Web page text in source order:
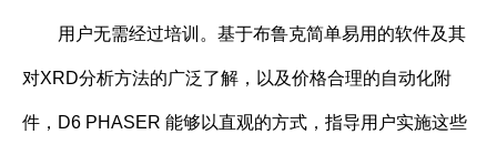
用户无需经过培训。基于布鲁克简单易用的软件及其
对XRD分析方法的广泛了解，以及价格合理的自动化附
件，D6 PHASER 能够以直观的方式，指导用户实施这些